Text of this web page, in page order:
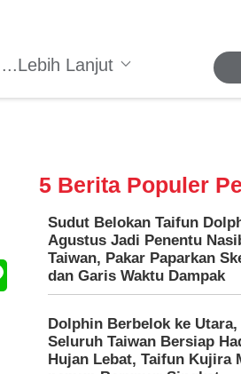
...Lebih Lanjut
5 Berita Populer
Sudut Belokan Taifun
Agustus Jadi Penentu
Taiwan, Pakar Paparkan
dan Garis Waktu Dampak
Dolphin Berbelok ke Utara,
Seluruh Taiwan Bersiap
Hujan Lebat, Taifun Kujira